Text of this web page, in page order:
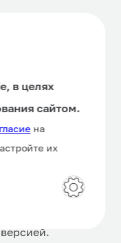
любые
почте
.
любые
персональных
в целях
сайтом.
на
их